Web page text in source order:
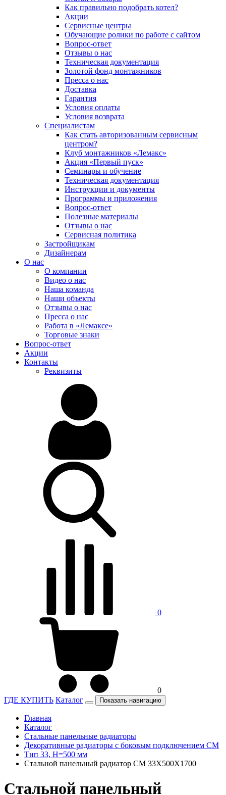
Как правильно подобрать котел?
Акции
Сервисные центры
Обучающие ролики по работе с сайтом
Вопрос-ответ
Отзывы о нас
Техническая документация
Золотой фонд монтажников
Пресса о нас
Доставка
Гарантия
Условия оплаты
Условия возврата
Специалистам
Как стать авторизованным сервисным
центром?
Клуб монтажников «Лемакс»
Акция «Первый пуск»
Семинары и обучение
Техническая документация
Инструкции и документы
Программы и приложения
Вопрос-ответ
Полезные материалы
Отзывы о нас
Сервисная политика
Застройщикам
Дизайнерам
О нас
О компании
Видео о нас
Наша команда
Наши объекты
Отзывы о нас
Пресса о нас
Работа в «Лемаксе»
Торговые знаки
Вопрос-ответ
Акции
Контакты
Реквизиты
0
0
ГДЕ КУПИТЬ Каталог Показать навигацию
Главная
Каталог
Стальные панельные радиаторы
Декоративные радиаторы с боковым подключением CM
Тип 33, H=500 мм
Стальной панельный радиатор CM 33X500X1700
Стальной панельный